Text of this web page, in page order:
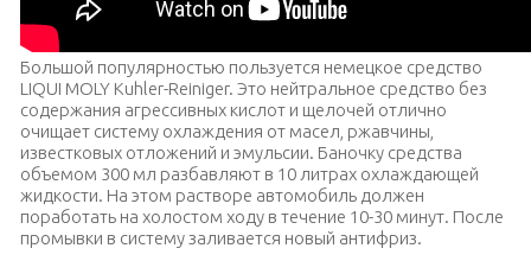
Большой популярностью пользуется немецкое средство
LIQUI MOLY Kuhler-Reiniger. Это нейтральное средство без
содержания агрессивных кислот и щелочей отлично
очищает систему охлаждения от масел, ржавчины,
известковых отложений и эмульсии. Баночку средства
объемом 300 мл разбавляют в 10 литрах охлаждающей
жидкости. На этом растворе автомобиль должен
поработать на холостом ходу в течение 10-30 минут. После
промывки в систему заливается новый антифриз.